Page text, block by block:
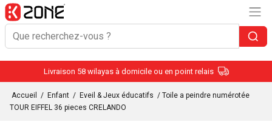
Livraison 58 wilayas à domicile ou en point relais
Accueil / Enfant / Eveil & Jeux éducatifs / Toile a peindre numérotée
TOUR EIFFEL 36 pieces CRELANDO